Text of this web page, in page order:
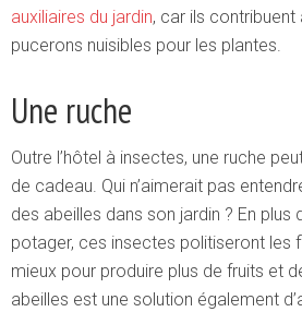
auxiliaires du jardin, car ils contribuent
pucerons nuisibles pour les plantes.
Une ruche
Outre l’hôtel à insectes, une ruche
de cadeau. Qui n’aimerait pas
des abeilles dans son jardin ? En plus
potager, ces insectes politiseront les
mieux pour produire plus de fruits et
abeilles est une solution également